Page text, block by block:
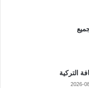
التركية
2026-